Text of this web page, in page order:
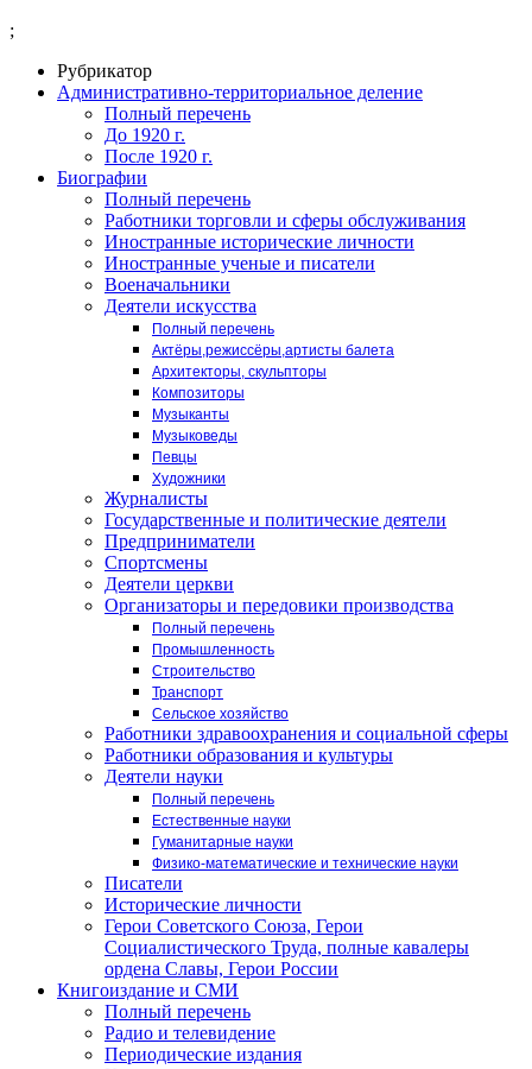
;
Рубрикатор
Административно-территориальное деление
Полный перечень
До 1920 г.
После 1920 г.
Биографии
Полный перечень
Работники торговли и сферы обслуживания
Иностранные исторические личности
Иностранные ученые и писатели
Военачальники
Деятели искусства
Полный перечень
Актёры,режиссёры,артисты балета
Архитекторы, скульпторы
Композиторы
Музыканты
Музыковеды
Певцы
Художники
Журналисты
Государственные и политические деятели
Предприниматели
Спортсмены
Деятели церкви
Организаторы и передовики производства
Полный перечень
Промышленность
Строительство
Транспорт
Сельское хозяйство
Работники здравоохранения и социальной сферы
Работники образования и культуры
Деятели науки
Полный перечень
Естественные науки
Гуманитарные науки
Физико-математические и технические науки
Писатели
Исторические личности
Герои Советского Союза, Герои
Социалистического Труда, полные кавалеры
ордена Славы, Герои России
Книгоиздание и СМИ
Полный перечень
Радио и телевидение
Периодические издания